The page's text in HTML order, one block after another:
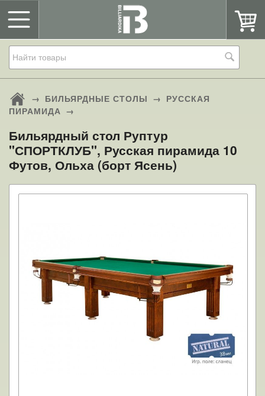
→ БИЛЬЯРДНЫЕ СТОЛЫ → РУССКАЯ
ПИРАМИДА →
Бильярдный стол Руптур
"СПОРТКЛУБ", Русская пирамида 10
Футов, Ольха (борт Ясень)